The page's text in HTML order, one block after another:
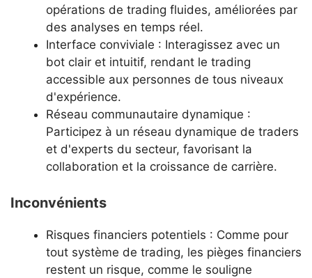
opérations de trading fluides, améliorées par
des analyses en temps réel.
Interface conviviale : Interagissez avec un
bot clair et intuitif, rendant le trading
accessible aux personnes de tous niveaux
d'expérience.
Réseau communautaire dynamique :
Participez à un réseau dynamique de traders
et d'experts du secteur, favorisant la
collaboration et la croissance de carrière.
Inconvénients
Risques financiers potentiels : Comme pour
tout système de trading, les pièges financiers
restent un risque, comme le souligne